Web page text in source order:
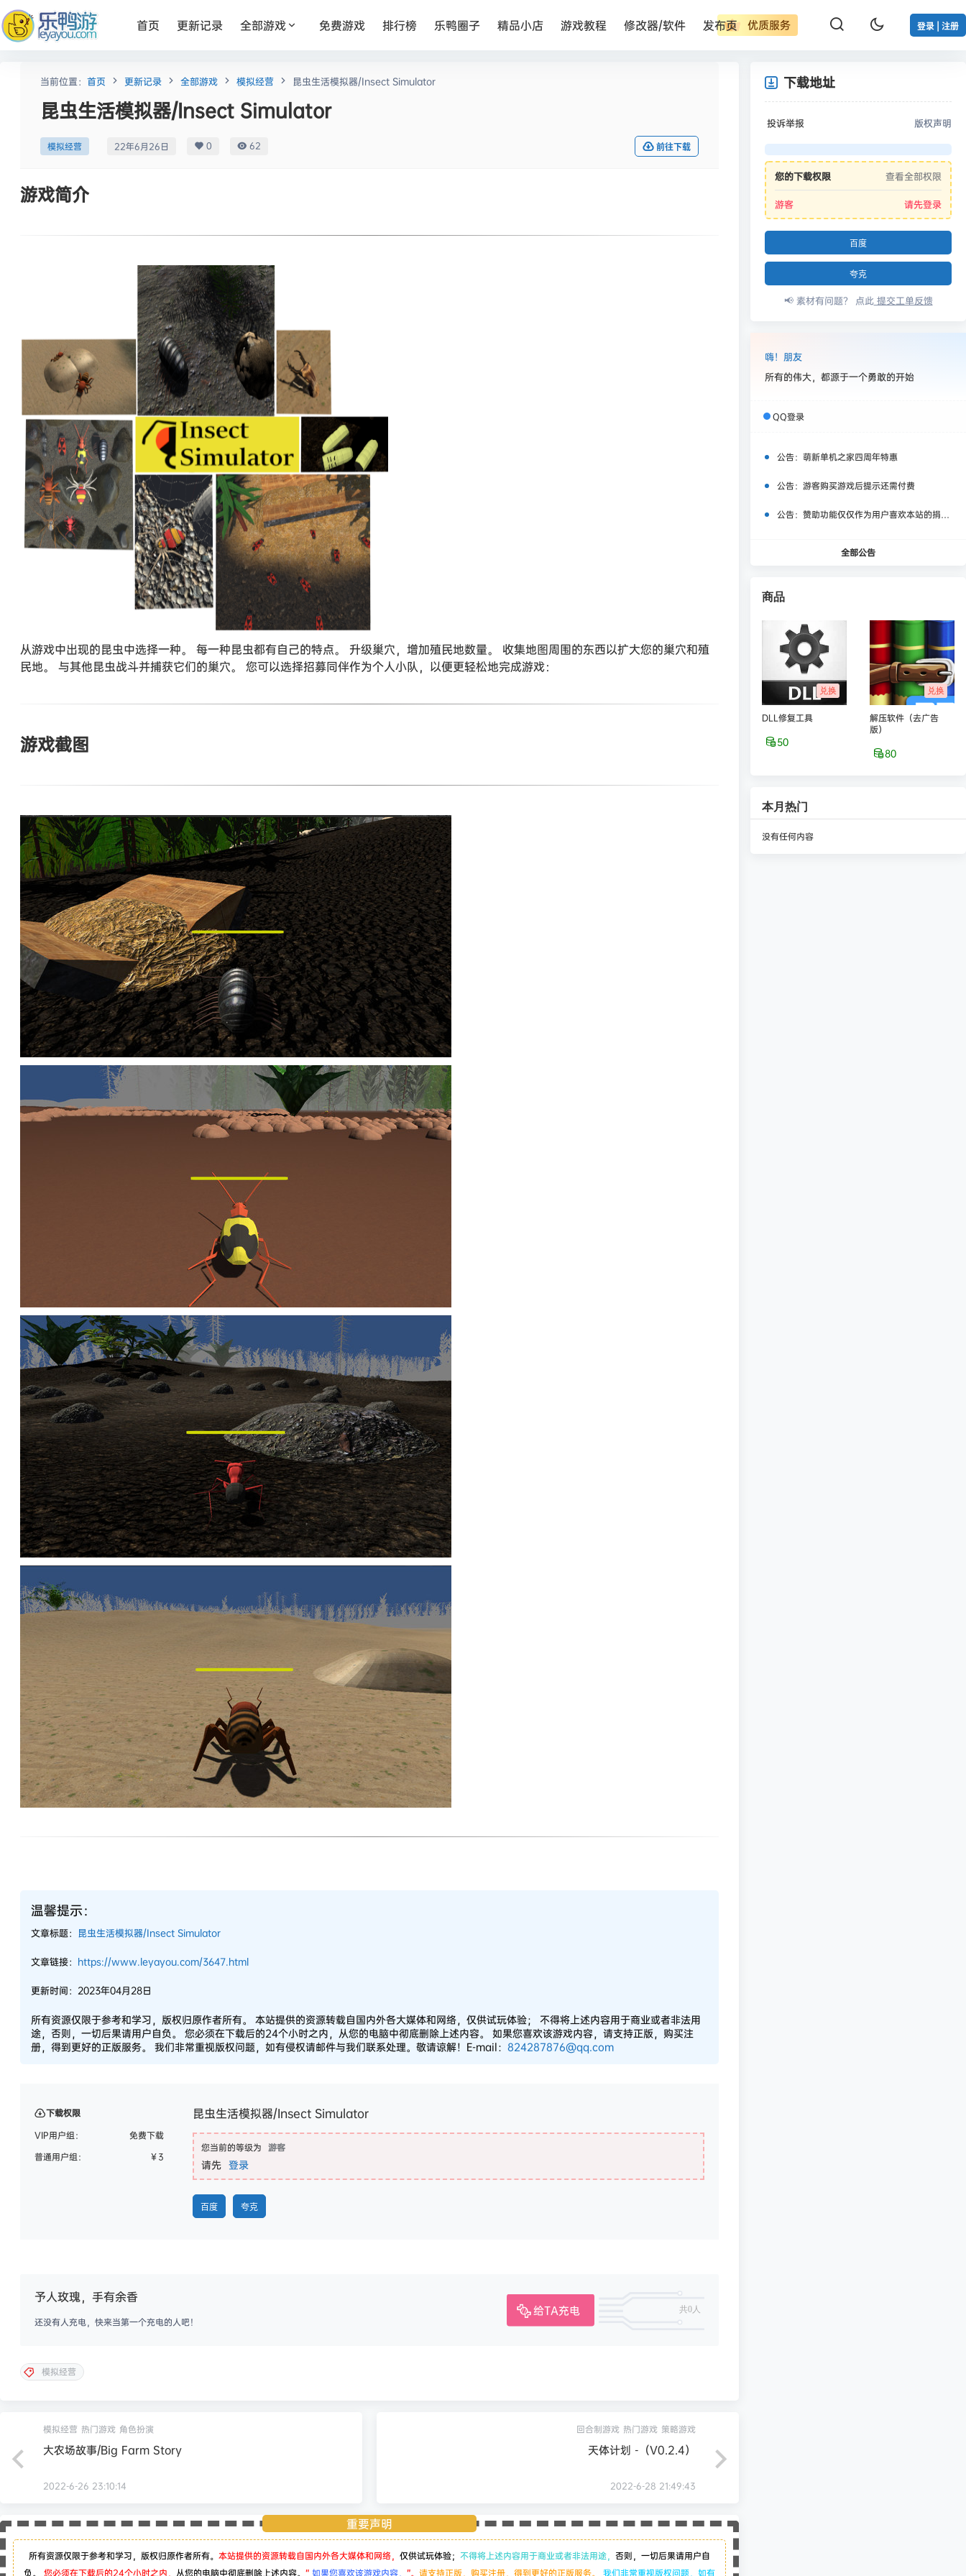
优质服务 登录 | 注册
首页 更新记录 全部游戏 免费游戏 排行榜 乐鸭圈子 精品小店 游戏教程 修改器/软件 发布页
当前位置： 首页 更新记录 全部游戏 模拟经营 昆虫生活模拟器/Insect Simulator
昆虫生活模拟器/Insect Simulator
模拟经营 22年6月26日 0 62 前往下载
游戏简介
从游戏中出现的昆虫中选择一种。 每一种昆虫都有自己的特点。 升级巢穴，增加殖民地数量。 收集地图周围的东西以扩大您的巢穴和殖
民地。 与其他昆虫战斗并捕获它们的巢穴。 您可以选择招募同伴作为个人小队，以便更轻松地完成游戏：
游戏截图
温馨提示：
文章标题： 昆虫生活模拟器/Insect Simulator
文章链接： https://www.leyayou.com/3647.html
更新时间：2023年04月28日
所有资源仅限于参考和学习，版权归原作者所有。 本站提供的资源转载自国内外各大媒体和网络，仅供试玩体验； 不得将上述内容用于商业或者非法用
途，否则，一切后果请用户自负。 您必须在下载后的24个小时之内，从您的电脑中彻底删除上述内容。 如果您喜欢该游戏内容，请支持正版，购买注
册，得到更好的正版服务。 我们非常重视版权问题，如有侵权请邮件与我们联系处理。敬请谅解！E-mail： 824287876@qq.com
下载权限
VIP用户组：
免费下载
普通用户组：
￥3
昆虫生活模拟器/Insect Simulator
您当前的等级为 游客
请先 登录
百度 夸克
予人玫瑰，手有余香
给TA充电 共0人
还没有人充电，快来当第一个充电的人吧！
模拟经营
模拟经营 热门游戏 角色扮演
大农场故事/Big Farm Story
2022-6-26 23:10:14
回合制游戏 热门游戏 策略游戏
天体计划 -（V0.2.4）
2022-6-28 21:49:43
重要声明
所有资源仅限于参考和学习，版权归原作者所有。 本站提供的资源转载自国内外各大媒体和网络， 仅供试玩体验； 不得将上述内容用于商业或者非法用途， 否则，一切后果请用户自
负。
您必须在下载后的24个小时之内， 从您的电脑中彻底删除上述内容。 “ 如果您喜欢该游戏内容， ”。 请支持正版，购买注册，得到更好的正版服务。 我们非常重视版权问题，如有
下载地址
投诉举报 版权声明
您的下载权限 查看全部权限
游客 请先登录
百度
夸克
📢 素材有问题？ 点此提交工单反馈
嗨！朋友
所有的伟大，都源于一个勇敢的开始
QQ登录
公告： 萌新单机之家四周年特惠
公告： 游客购买游戏后提示还需付费
公告： 赞助功能仅仅作为用户喜欢本站的捐赠打赏功能，同时赞助费用也将作为服务器费用,网盘扩容费用等，所有内容不作为商业行为。
全部公告
商品
兑换
DLL修复工具
50
兑换
解压软件（去广告
版）
80
本月热门
没有任何内容